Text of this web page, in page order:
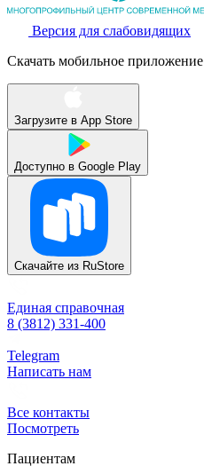
Версия для слабовидящих
Скачать мобильное приложение
Загрузите в App Store
Доступно в Google Play
Скачайте из RuStore
Единая справочная
8 (3812) 331-400
Telegram
Написать нам
Все контакты
Посмотреть
Пациентам